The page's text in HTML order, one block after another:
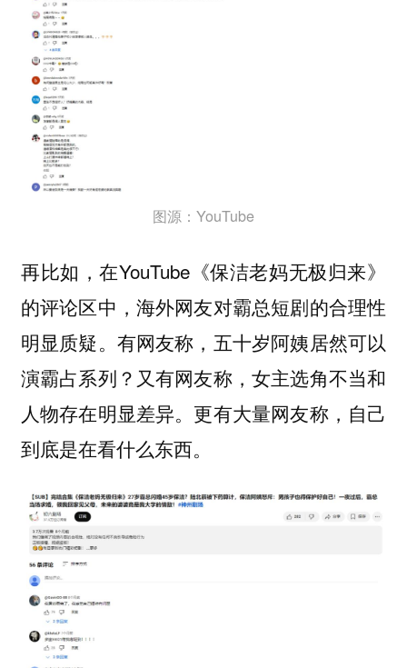
图源：YouTube
再比如，在YouTube《保洁老妈无极归来》
的评论区中，海外网友对霸总短剧的合理性
明显质疑。有网友称，五十岁阿姨居然可以
演霸占系列？又有网友称，女主选角不当和
人物存在明显差异。更有大量网友称，自己
到底是在看什么东西。